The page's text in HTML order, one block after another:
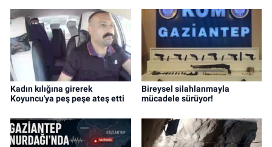
Kadın kılığına girerek
Koyuncu'ya peş peşe ateş etti
Bireysel silahlanmayla
mücadele sürüyor!